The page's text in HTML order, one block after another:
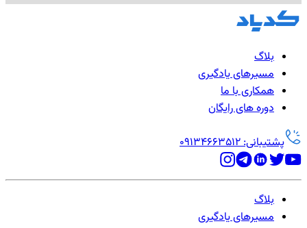
بلاگ
مسیرهای یادگیری
همکاری با ما
دوره های رایگان
پشتیبانی: 09134663512
بلاگ
مسیرهای یادگیری